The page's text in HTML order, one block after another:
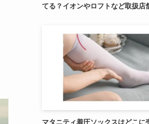
てる？イオンやロフトなど取扱店
マタニティ着圧ソックスはどこに